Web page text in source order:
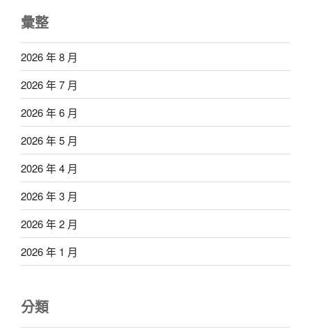
彙整
2026 年 8 月
2026 年 7 月
2026 年 6 月
2026 年 5 月
2026 年 4 月
2026 年 3 月
2026 年 2 月
2026 年 1 月
分類